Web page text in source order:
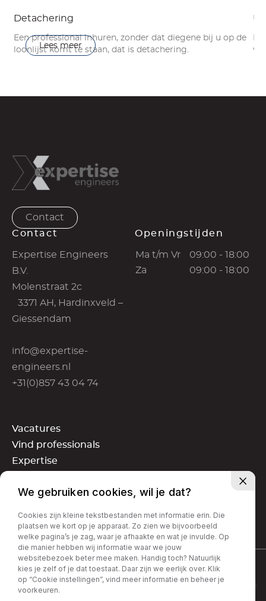
Detachering
Een professional inhuren, zonder dat diegene bij u op de
loonlijst komt te staan, dat is detachering.
Lees meer
Contact
Expertise Engineers
B.V.
Molenstraat 2c
3371 AH, Hardinxveld –
Giessendam
info@expertise-
engineers.nl
+31(0)857 43 04 74
Openingstijden
Ma t/m Vr
09:00 - 18:00
Za
09:00 - 18:00
Contact
Vacatures
Vind professionals
Expertise
Downloads
EXPERTISES
We gebruiken cookies, wil je dat?
Cookies zijn kleine tekstbestanden met informatie erin. Die
plaatsen we kort op je apparaat. Zo zien we bijvoorbeeld
welke pagina’s je zag, waar je afhaakte en wat je invulde. Op
die manier hebben wij informatie waar we jouw
websitebezoek beter mee maken. Handig toch? Natuurlijk
kies je zelf of je dat toestaat. Daar zijn we eerlijk over. Klik
op “Cookie instellingen”, vind meer informatie en beheer je
voorkeuren.